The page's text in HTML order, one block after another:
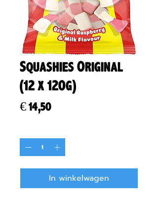
Squashies Original
(12 x 120g)
€ 14,50Prijs
In winkelwagen